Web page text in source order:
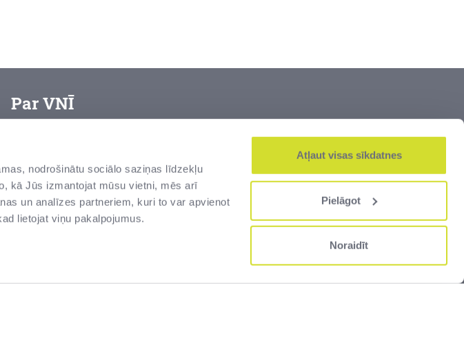
nodrošinātu sociālo saziņas līdzekļu
kā Jūs izmantojat mūsu vietni, mēs arī
un analīzes partneriem, kuri to var apvienot
lietojat viņu pakalpojumus.
Atļaut visas sīkdatnes
Pielāgot
Noraidīt
Par VNĪ
VAS “Valsts nekustamie īpašumi” ir lielākais Latvijas dižāko vērtību –
zemes un ēku – pārvaldītājs. Zeme un kultūrvēsturiskais mantojums,
senas un modernas ēkas, valsts robežas un muitas infrastruktūra –
tās ir valsts vērtības Latvijas cilvēkiem.